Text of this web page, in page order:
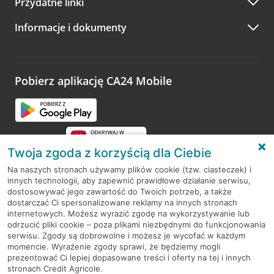
A po wizycie…
Zachęcamy do podzielenia się z nami opinią o wizycie.
opinie.
Informacje i dokumenty
Pobierz aplikację CA24 Mobile
RODO
Regulamin serwisu
Mapa serwisu
PolitykaCookies
Twoja zgoda z korzyścią dla Ciebie
Na naszych stronach używamy plików cookie (tzw. ciasteczek) i
innych technologii, aby zapewnić prawidłowe działanie serwisu,
dostosowywać jego zawartość do Twoich potrzeb, a także
dostarczać Ci spersonalizowane reklamy na innych stronach
internetowych. Możesz wyrazić zgodę na wykorzystywanie lub
odrzucić pliki cookie – poza plikami niezbędnymi do funkcjonowania
serwisu. Zgody są dobrowolne i możesz je wycofać w każdym
momencie. Wyrażenie zgody sprawi, że będziemy mogli
prezentować Ci lepiej dopasowane treści i oferty na tej i innych
stronach Credit Agricole.